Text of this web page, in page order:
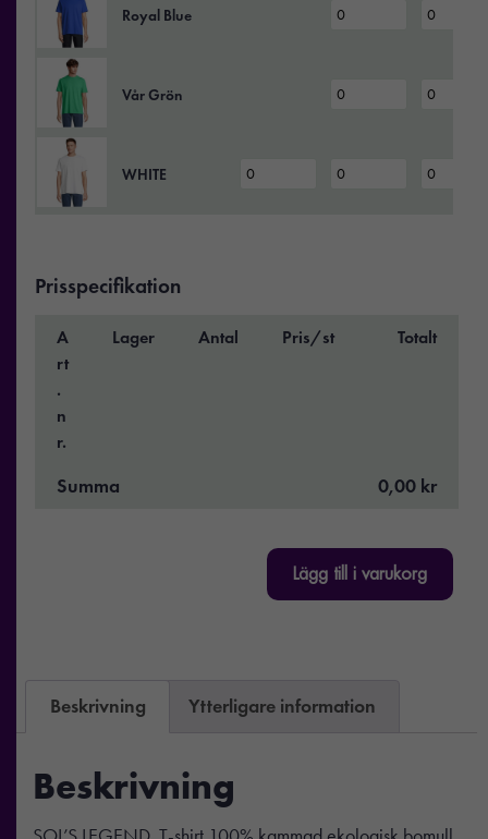
Royal Blue
Vår Grön
WHITE
Prisspecifikation
A
rt
.
n
r.
Lager Antal Pris/st Totalt
Summa 0,00 kr
Lägg till i varukorg
Beskrivning Ytterligare information
Beskrivning